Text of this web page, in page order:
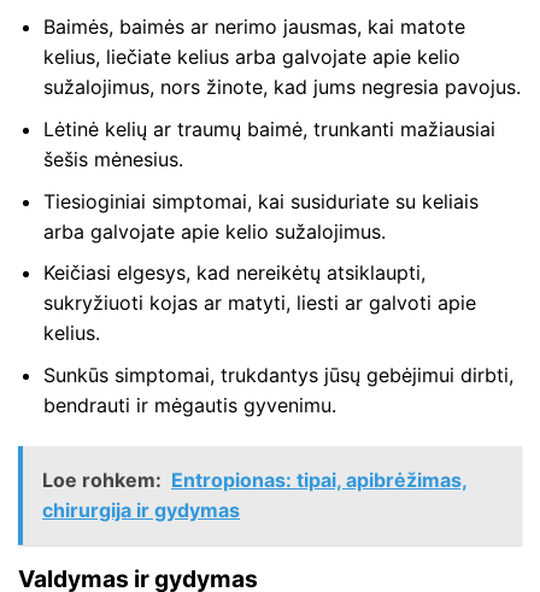
Baimės, baimės ar nerimo jausmas, kai matote
kelius, liečiate kelius arba galvojate apie kelio
sužalojimus, nors žinote, kad jums negresia pavojus.
Lėtinė kelių ar traumų baimė, trunkanti mažiausiai
šešis mėnesius.
Tiesioginiai simptomai, kai susiduriate su keliais
arba galvojate apie kelio sužalojimus.
Keičiasi elgesys, kad nereikėtų atsiklaupti,
sukryžiuoti kojas ar matyti, liesti ar galvoti apie
kelius.
Sunkūs simptomai, trukdantys jūsų gebėjimui dirbti,
bendrauti ir mėgautis gyvenimu.
Loe rohkem: Entropionas: tipai, apibrėžimas,
chirurgija ir gydymas
Valdymas ir gydymas